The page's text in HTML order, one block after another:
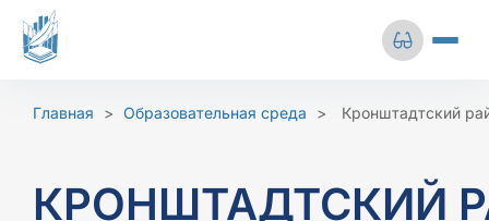
Архивная деятельность
Перейти
содержимому
Главная > Образовательная среда > Кронштадтский
КРОНШТАДТСКИЙ
Сбросить